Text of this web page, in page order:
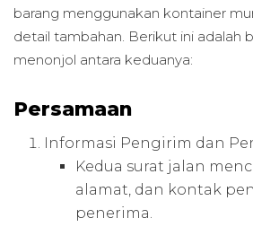
barang menggunakan kontainer
detail tambahan. Berikut ini adalah
menonjol antara keduanya:
Persamaan
Informasi Pengirim dan
Kedua surat jalan
alamat, dan kontak
penerima.